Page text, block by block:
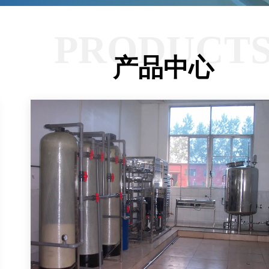
产品中心